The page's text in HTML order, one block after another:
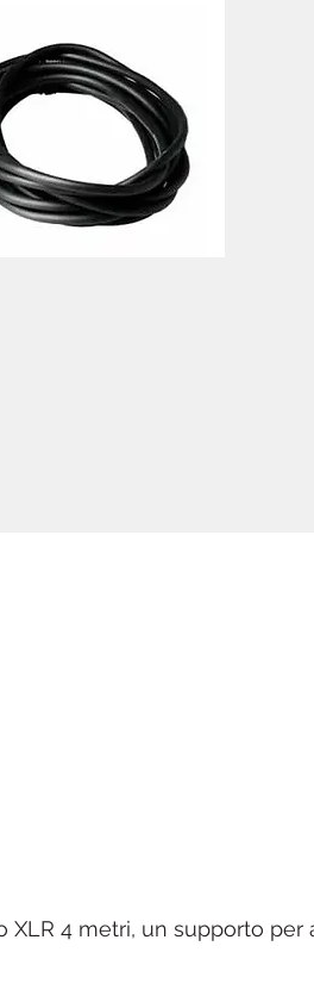
XLR 4 metri, un supporto per